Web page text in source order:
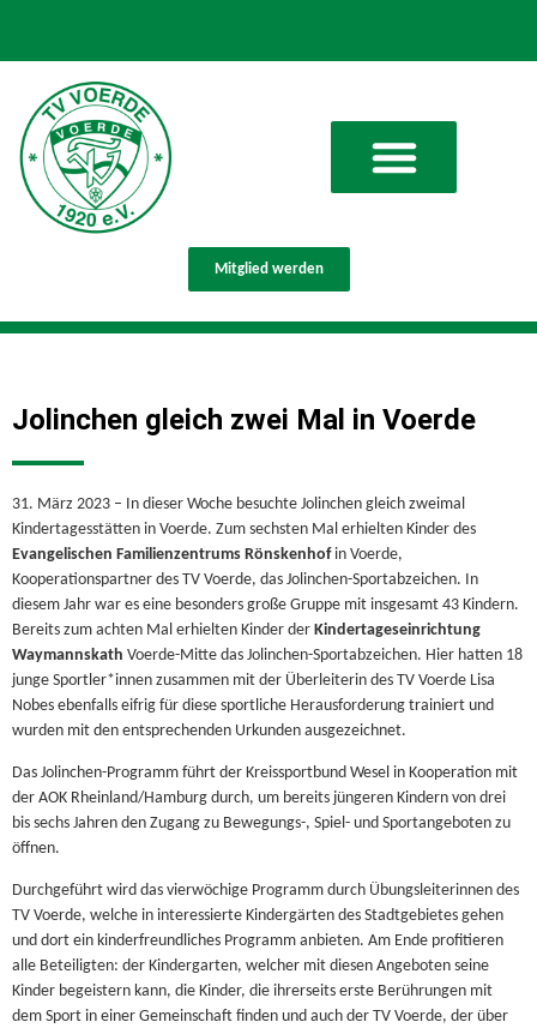
Mitglied werden
Jolinchen gleich zwei Mal in Voerde
31. März 2023 – In dieser Woche besuchte Jolinchen gleich zweimal
Kindertagesstätten in Voerde. Zum sechsten Mal erhielten Kinder des
Evangelischen Familienzentrums Rönskenhofin Voerde,
Kooperationspartner des TV Voerde, das Jolinchen-Sportabzeichen. In
diesem Jahr war es eine besonders große Gruppe mit insgesamt 43 Kindern.
Bereits zum achten Mal erhielten Kinder der Kindertageseinrichtung
Waymannskath Voerde-Mitte das Jolinchen-Sportabzeichen. Hier hatten 18
junge Sportler*innen zusammen mit der Überleiterin des TV Voerde Lisa
Nobes ebenfalls eifrig für diese sportliche Herausforderung trainiert und
wurden mit den entsprechenden Urkunden ausgezeichnet.
Das Jolinchen-Programm führt der Kreissportbund Wesel in Kooperation mit
der AOK Rheinland/Hamburg durch, um bereits jüngeren Kindern von drei
bis sechs Jahren den Zugang zu Bewegungs-, Spiel- und Sportangeboten zu
öffnen.
Durchgeführt wird das vierwöchige Programm durch Übungsleiterinnen des
TV Voerde, welche in interessierte Kindergärten des Stadtgebietes gehen
und dort ein kinderfreundliches Programm anbieten. Am Ende profitieren
alle Beteiligten: der Kindergarten, welcher mit diesen Angeboten seine
Kinder begeistern kann, die Kinder, die ihrerseits erste Berührungen mit
dem Sport in einer Gemeinschaft finden und auch der TV Voerde, der über